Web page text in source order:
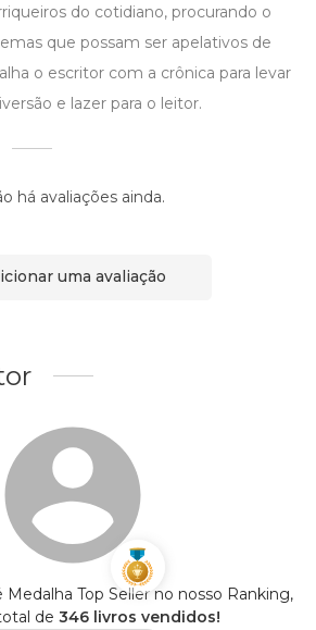
do cotidiano, procurando o
que possam ser apelativos de
o escritor com a crônica para levar
e lazer para o leitor.
há avaliações ainda.
uma avaliação
Top Seller no nosso Ranking,
de 346 livros vendidos!